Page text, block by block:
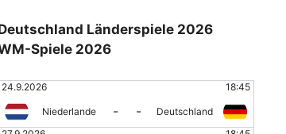
Länderspiele 2026
Spiele 2026
24.9.2026 18:45
Niederlande - -
Deutschland